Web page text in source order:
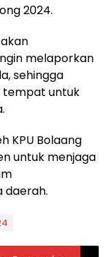
2024.
melaporkan
sehingga
tempat untuk
KPU Bolaang
untuk menjaga
daerah.